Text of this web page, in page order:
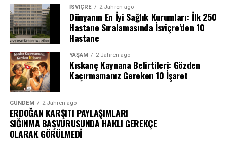
İSVIÇRE 2 Jahren ago
Dünyanın En İyi Sağlık Kurumları: İlk 250
Hastane Sıralamasında İsviçre’den 10
Hastane
YAŞAM 2 Jahren ago
Kıskanç Kaynana Belirtileri: Gözden
Kaçırmamanız Gereken 10 İşaret
GÜNDEM 2 Jahren ago
ERDOĞAN KARŞITI PAYLAŞIMLARI
SIĞINMA BAŞVURUSUNDA HAKLI GEREKÇE
OLARAK GÖRÜLMEDİ